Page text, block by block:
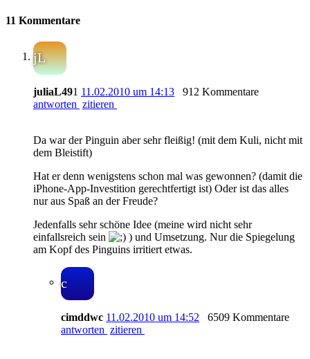
11 Kommentare
jL
juliaL491 11.02.2010 um 14:13
912 Kommentare
antworten zitieren
Da war der Pinguin aber sehr fleißig! (mit dem Kuli, nicht mit
dem Bleistift)
Hat er denn wenigstens schon mal was gewonnen? (damit die
iPhone-App-Investition gerechtfertigt ist) Oder ist das alles
nur aus Spaß an der Freude?
Jedenfalls sehr schöne Idee (meine wird nicht sehr
einfallsreich sein
) und Umsetzung. Nur die Spiegelung
am Kopf des Pinguins irritiert etwas.
c
cimddwc 11.02.2010 um 14:52
6509 Kommentare
antworten zitieren